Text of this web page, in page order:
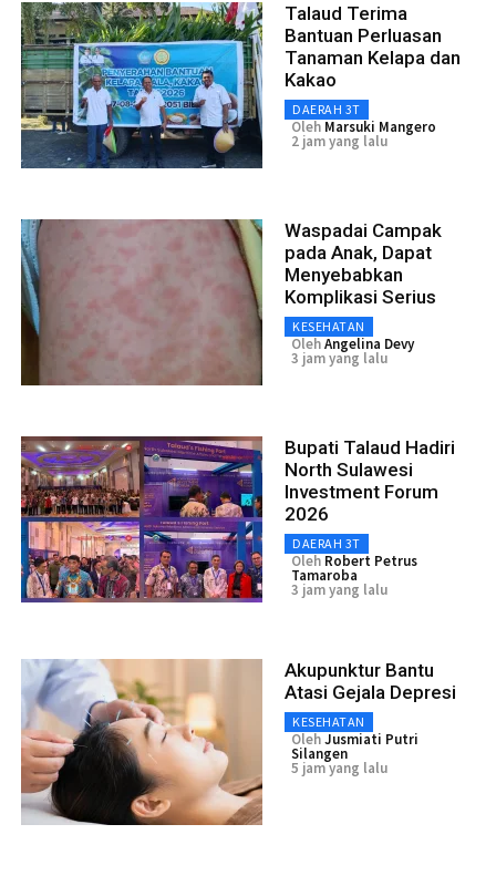
Talaud Terima
Bantuan Perluasan
Tanaman Kelapa dan
Kakao
DAERAH 3T
Oleh Marsuki Mangero
2 jam yang lalu
Waspadai Campak
pada Anak, Dapat
Menyebabkan
Komplikasi Serius
KESEHATAN
OlehAngelina Devy
3 jam yang lalu
Bupati Talaud Hadiri
North Sulawesi
Investment Forum
2026
DAERAH 3T
Oleh Robert Petrus
Tamaroba
3 jam yang lalu
Akupunktur Bantu
Atasi Gejala Depresi
KESEHATAN
OlehJusmiati Putri
Silangen
5 jam yang lalu